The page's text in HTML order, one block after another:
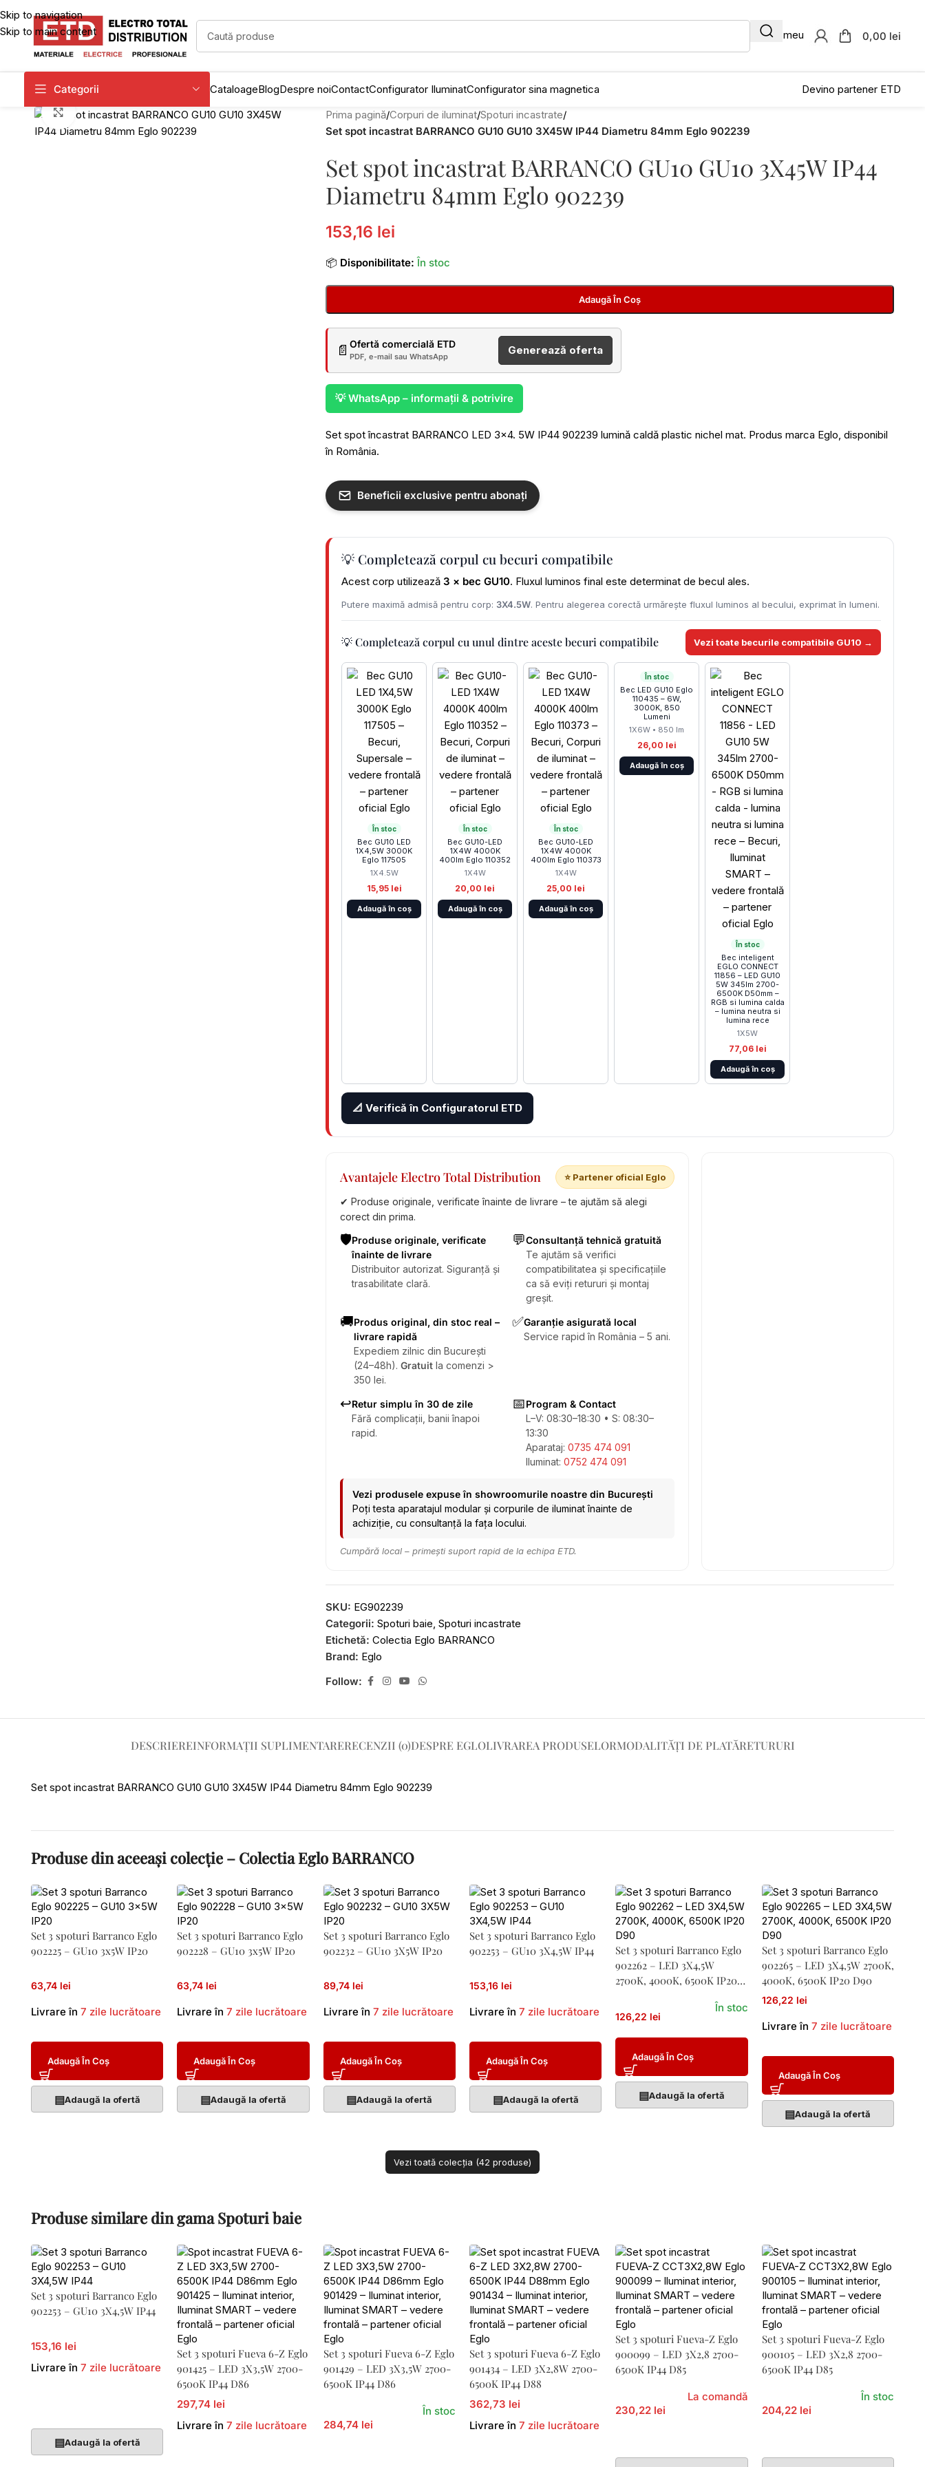
Skip to navigation
Skip to main content
Contul meu 0,00 lei
Categorii CataloageBlogDespre noiContactConfigurator IluminatConfigurator sina magnetica Devino partener ETD
Click to enlarge Prima pagină/Corpuri de iluminat/Spoturi incastrate/
Set spot incastrat BARRANCO GU10 GU10 3X45W IP44 Diametru 84mm Eglo 902239
Set spot incastrat BARRANCO GU10 GU10 3X45W IP44
Diametru 84mm Eglo 902239
153,16 lei
📦 Disponibilitate: În stoc
Adaugă În Coș
📄 Ofertă comercială ETD
PDF, e-mail sau WhatsApp Generează oferta
💡 WhatsApp – informații & potrivire
Set spot încastrat BARRANCO LED 3×4. 5W IP44 902239 lumină caldă plastic nichel mat. Produs marca Eglo, disponibil
în România.
Beneficii exclusive pentru abonați
💡 Completează corpul cu becuri compatibile
Acest corp utilizează 3 × bec GU10. Fluxul luminos final este determinat de becul ales.
Putere maximă admisă pentru corp: 3X4.5W. Pentru alegerea corectă urmărește fluxul luminos al becului, exprimat în lumeni.
💡 Completează corpul cu unul dintre aceste becuri compatibile Vezi toate becurile compatibile GU10 →
În stoc
Bec GU10 LED
1X4,5W 3000K
Eglo 117505
1X4.5W
15,95 lei
Adaugă în coș
În stoc
Bec GU10-LED
1X4W 4000K
400lm Eglo 110352
1X4W
20,00 lei
Adaugă în coș
În stoc
Bec GU10-LED
1X4W 4000K
400lm Eglo 110373
1X4W
25,00 lei
Adaugă în coș
În stoc
Bec LED GU10 Eglo
110435 – 6W,
3000K, 850
Lumeni
1X6W • 850 lm
26,00 lei
Adaugă în coș
În stoc
Bec inteligent
EGLO CONNECT
11856 – LED GU10
5W 345lm 2700-
6500K D50mm –
RGB si lumina calda
– lumina neutra si
lumina rece
1X5W
77,06 lei
Adaugă în coș
📐 Verifică în Configuratorul ETD
Avantajele Electro Total Distribution ⭐ Partener oficial Eglo
✔ Produse originale, verificate înainte de livrare – te ajutăm să alegi
corect din prima.
🛡️Produse originale, verificate
înainte de livrare
Distribuitor autorizat. Siguranță și
trasabilitate clară.
💬Consultanță tehnică gratuită
Te ajutăm să verifici
compatibilitatea și specificațiile
ca să eviți retururi și montaj
greșit.
🚚Produs original, din stoc real –
livrare rapidă
Expediem zilnic din București
(24–48h). Gratuit la comenzi >
350 lei.
✅Garanție asigurată local
Service rapid în România – 5 ani.
↩️Retur simplu în 30 de zile
Fără complicații, banii înapoi
rapid.
📅Program & Contact
L–V: 08:30–18:30 • S: 08:30–
13:30
Aparataj: 0735 474 091
Iluminat: 0752 474 091
Vezi produsele expuse în showroomurile noastre din București
Poți testa aparatajul modular și corpurile de iluminat înainte de
achiziție, cu consultanță la fața locului.
Cumpără local – primești suport rapid de la echipa ETD.
SKU: EG902239
Categorii: Spoturi baie, Spoturi incastrate
Etichetă: Colectia Eglo BARRANCO
Brand: Eglo
Follow:
DESCRIEREINFORMAȚII SUPLIMENTARERECENZII (0)DESPRE EGLOLIVRAREA PRODUSELORMODALITĂȚI DE PLATĂRETURURI
Set spot incastrat BARRANCO GU10 GU10 3X45W IP44 Diametru 84mm Eglo 902239
Produse din aceeași colecție – Colectia Eglo BARRANCO
Set 3 spoturi Barranco Eglo
902225 – GU10 3x5W IP20
63,74 lei
Livrare în 7 zile lucrătoare
Adaugă În Coș
▤Adaugă la ofertă
Set 3 spoturi Barranco Eglo
902228 – GU10 3x5W IP20
63,74 lei
Livrare în7 zile lucrătoare
Adaugă În Coș
▤Adaugă la ofertă
Set 3 spoturi Barranco Eglo
902232 – GU10 3X5W IP20
89,74 lei
Livrare în 7 zile lucrătoare
Adaugă În Coș
▤Adaugă la ofertă
Set 3 spoturi Barranco Eglo
902253 – GU10 3X4,5W IP44
153,16 lei
Livrare în 7 zile lucrătoare
Adaugă În Coș
▤Adaugă la ofertă
Set 3 spoturi Barranco Eglo
902262 – LED 3X4,5W
2700K, 4000K, 6500K IP20
126,22 lei
În stoc
Adaugă În Coș
▤Adaugă la ofertă
Set 3 spoturi Barranco Eglo
902265 – LED 3X4,5W 2700K,
4000K, 6500K IP20 D90
126,22 lei
Livrare în 7 zile lucrătoare
Adaugă În Coș
▤Adaugă la ofertă
Vezi toată colecția (42 produse)
Produse similare din gama Spoturi baie
Set 3 spoturi Barranco Eglo
902253 – GU10 3X4,5W IP44
153,16 lei
Livrare în 7 zile lucrătoare
▤Adaugă la ofertă
Set 3 spoturi Fueva 6-Z Eglo
901425 – LED 3X3,5W 2700-
6500K IP44 D86
297,74 lei
Livrare în7 zile lucrătoare
Set 3 spoturi Fueva 6-Z Eglo
901429 – LED 3X3,5W 2700-
6500K IP44 D86
284,74 lei
În stoc
Set 3 spoturi Fueva 6-Z Eglo
901434 – LED 3X2,8W 2700-
6500K IP44 D88
362,73 lei
Livrare în 7 zile lucrătoare
Set 3 spoturi Fueva-Z Eglo
900099 – LED 3X2,8 2700-
6500K IP44 D85
230,22 lei
La comandă
Set 3 spoturi Fueva-Z Eglo
900105 – LED 3X2,8 2700-
6500K IP44 D85
204,22 lei
În stoc